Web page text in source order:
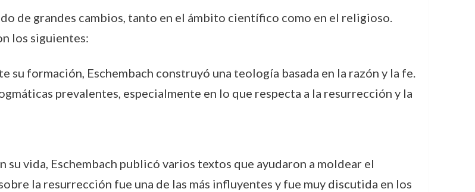
de grandes cambios, tanto en el ámbito científico como en el religioso.
los siguientes:
su formación, Eschembach construyó una teología basada en la razón y la fe.
prevalentes, especialmente en lo que respecta a la resurrección y la
su vida, Eschembach publicó varios textos que ayudaron a moldear el
la resurrección fue una de las más influyentes y fue muy discutida en los